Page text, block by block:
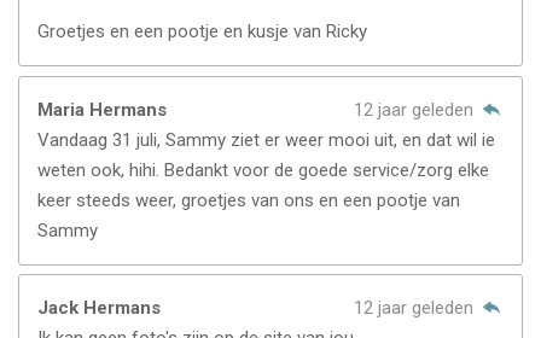
Groetjes en een pootje en kusje van Ricky
Maria Hermans
12 jaar geleden
Vandaag 31 juli, Sammy ziet er weer mooi uit, en dat wil ie
weten ook, hihi. Bedankt voor de goede service/zorg elke
keer steeds weer, groetjes van ons en een pootje van
Sammy
Jack Hermans
12 jaar geleden